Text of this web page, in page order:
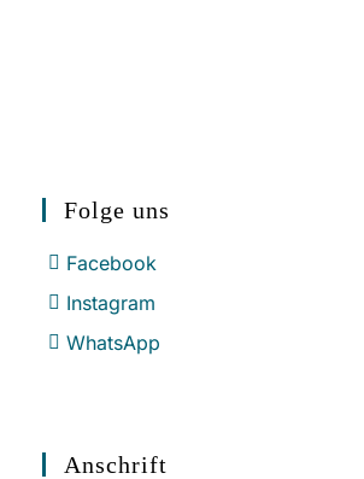
Folge uns
Facebook
Instagram
WhatsApp
Anschrift